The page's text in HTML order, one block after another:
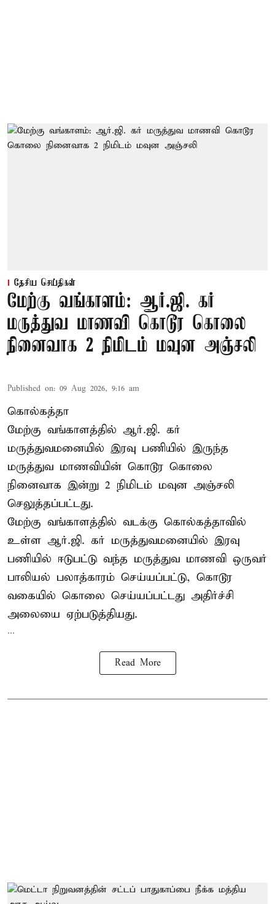
தேசிய செய்திகள்
மேற்கு வங்காளம்: ஆர்.ஜி. கர்
மருத்துவ மாணவி கொடூர கொலை
நினைவாக 2 நிமிடம் மவுன அஞ்சலி
Published on: 09 Aug 2026, 9:16 am
கொல்கத்தா
மேற்கு வங்காளத்தில் ஆர்.ஜி. கர்
மருத்துவமனையில் இரவு பணியில் இருந்த
மருத்துவ மாணவியின் கொடூர கொலை
நினைவாக இன்று 2 நிமிடம் மவுன அஞ்சலி
செலுத்தப்பட்டது.
மேற்கு வங்காளத்தில் வடக்கு கொல்கத்தாவில்
உள்ள ஆர்.ஜி. கர் மருத்துவமனையில் இரவு
பணியில் ஈடுபட்டு வந்த மருத்துவ மாணவி ஒருவர்
பாலியல் பலாத்காரம் செய்யப்பட்டு, கொடூர
வகையில் கொலை செய்யப்பட்டது அதிர்ச்சி
அலையை ஏற்படுத்தியது.
...
Read More